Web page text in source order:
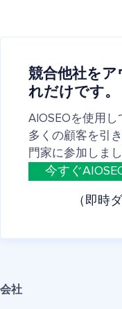
競合他社を
れだけです。
AIOSEOを使用
多くの顧客を引
門家に参加しまし
今すぐ
（即時
会社